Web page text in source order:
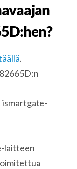
.
ismartgate-
laitteen